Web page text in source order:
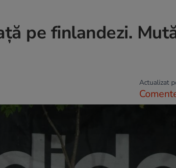
pe finlandezi.
Actualizat